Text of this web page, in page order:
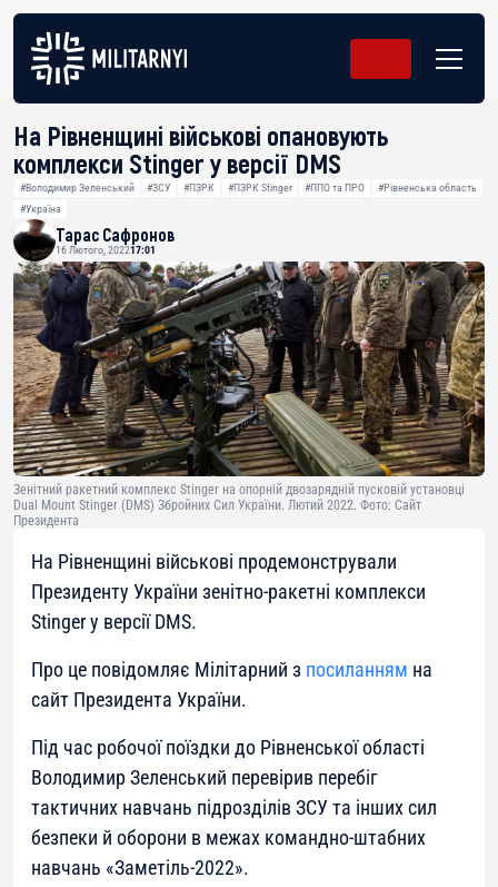
На Рівненщині військові опановують
комплекси Stinger у версії DMS
#Володимир Зеленський #ЗСУ #ПЗРК #ПЗРК Stinger #ППО та ПРО
#Рівненська область
#Україна
Тарас Сафронов
16 Лютого, 202217:01
Зенітний ракетний комплекс Stinger на опорній двозарядній пусковій установці
Dual Mount Stinger (DMS) Збройних Сил України. Лютий 2022. Фото: Сайт
Президента
На Рівненщині військові продемонстрували
Президенту України зенітно-ракетні комплекси
Stinger у версії DMS.
Про це повідомляє Мілітарний з посиланням на
сайт Президента України.
Під час робочої поїздки до Рівненської області
Володимир Зеленський перевірив перебіг
тактичних навчань підрозділів ЗСУ та інших сил
безпеки й оборони в межах командно-штабних
навчань «Заметіль-2022».